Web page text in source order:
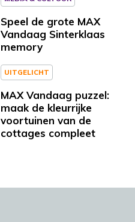
Speel de grote MAX
Vandaag Sinterklaas
memory
UITGELICHT
MAX Vandaag puzzel:
maak de kleurrijke
voortuinen van de
cottages compleet